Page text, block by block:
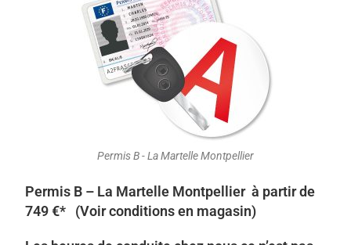
Permis B - La Martelle Montpellier
Permis B – La Martelle Montpellier à partir de
749 €* (Voir conditions en magasin)